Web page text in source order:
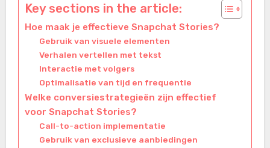
Key sections in the article:
Hoe maak je effectieve Snapchat Stories?
Gebruik van visuele elementen
Verhalen vertellen met tekst
Interactie met volgers
Optimalisatie van tijd en frequentie
Welke conversiestrategieën zijn effectief
voor Snapchat Stories?
Call-to-action implementatie
Gebruik van exclusieve aanbiedingen